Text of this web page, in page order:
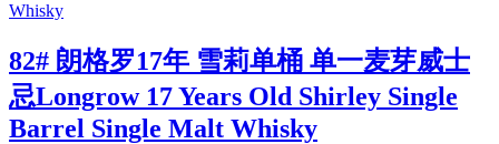
Whisky
82# 朗格罗17年 雪莉单桶 单一麦芽威士
忌Longrow 17 Years Old Shirley Single
Barrel Single Malt Whisky